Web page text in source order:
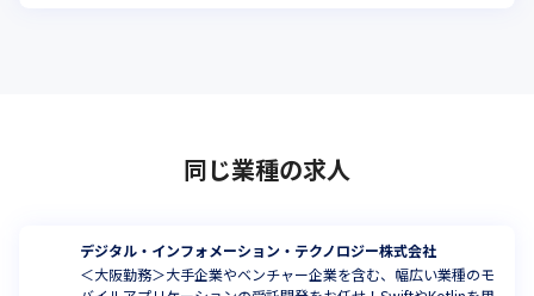
同じ業種の求人
デジタル・インフォメーション・テクノロジー株式会社
＜大阪勤務＞大手企業やベンチャー企業を含む、幅広い業種のモ